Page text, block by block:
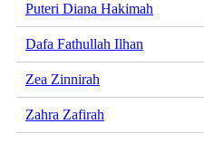
Puteri Diana Hakimah
Dafa Fathullah Ilhan
Zea Zinnirah
Zahra Zafirah